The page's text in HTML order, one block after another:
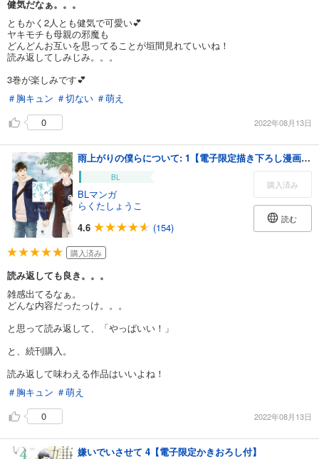
健気だなぁ。。。
ともかく2人とも健気で可愛い💕
ヤキモチも母親の邪魔も
どんどんお互いを思ってることが垣間見れていいね！
読み返してしみじみ。。。
3巻が楽しみです💕
＃胸キュン ＃切ない ＃萌え
0
2022年08月13日
雨上がりの僕らについて: 1【電子限定描き下ろし漫画付き】
BL
BLマンガ
らくたしょうこ
4.6
(154)
購入済み
読む
購入済み
読み返しても良き。。。
雑感出てるなぁ。
どんな内容だったっけ。。。
と思って読み返して、「やっぱいい！」
と、続刊購入。
読み返して味わえる作品はいいよね！
＃胸キュン ＃萌え
0
2022年08月13日
嫌いでいさせて 4【電子限定かきおろし付】